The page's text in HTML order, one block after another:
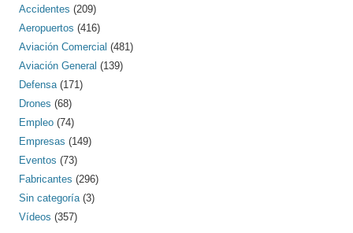
Accidentes (209)
Aeropuertos (416)
Aviación Comercial (481)
Aviación General (139)
Defensa (171)
Drones (68)
Empleo (74)
Empresas (149)
Eventos (73)
Fabricantes (296)
Sin categoría (3)
Vídeos (357)